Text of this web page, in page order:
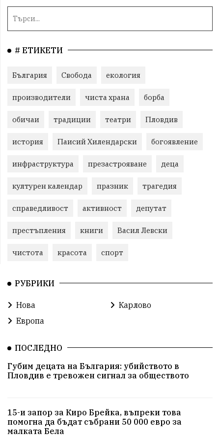
# ЕТИКЕТИ
България Свобода екология
производители чиста храна борба
обичаи традиции театри Пловдив
история Паисий Хилендарски богоявление
инфраструктура презастрояване деца
културен календар празник трагедия
справедливост активност депутат
престъпления книги Васил Левски
чистота красота спорт
РУБРИКИ
Нова
Карлово
Европа
ПОСЛЕДНО
Губим децата на България: убийството в
Пловдив е тревожен сигнал за обществото
15-и запор за Киро Брейка, въпреки това
помогна да бъдат събрани 50 000 евро за
малката Бела